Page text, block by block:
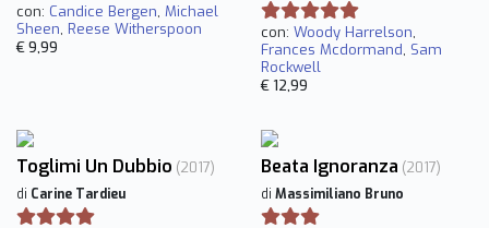
con: Candice Bergen, Michael
Sheen, Reese Witherspoon
€ 9,99
con: Woody Harrelson,
Frances Mcdormand, Sam
Rockwell
€ 12,99
Toglimi Un Dubbio (2017)
di Carine Tardieu
Beata Ignoranza (2017)
di Massimiliano Bruno